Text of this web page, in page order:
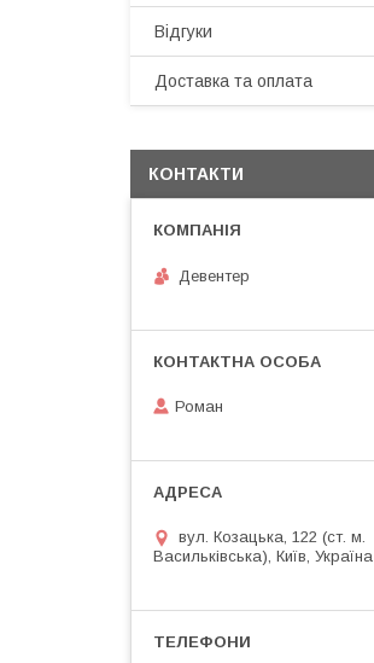
Відгуки
Доставка та оплата
КОНТАКТИ
Девентер
Роман
вул. Козацька, 122 (ст. м.
Васильківська), Київ, Україна